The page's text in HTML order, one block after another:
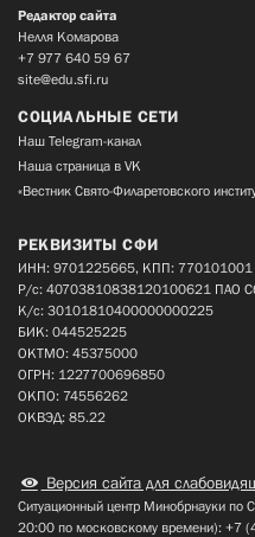
Редактор сайта
Нелля Комарова
+7 977 640 59 67
site@edu.sfi.ru
СОЦИАЛЬНЫЕ СЕТИ
Наш Telegram-канал
Наша страница в VK
«Вестник Свято-Филаретовского
РЕКВИЗИТЫ СФИ
ИНН: 9701225665, КПП: 770101001
Р/с: 40703810838120100621 ПАО
К/с: 30101810400000000225
БИК: 044525225
ОКТМО: 45375000
ОГРН: 1227700696850
ОКПО: 74556262
ОКВЭД: 85.22
Версия сайта для
Ситуационный центр Минобрнауки по
20:00 по московскому времени): +7